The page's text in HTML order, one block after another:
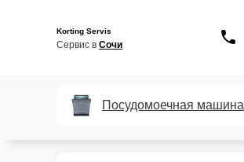
Korting Servis
Сервис в Сочи
Посудомоечная машина